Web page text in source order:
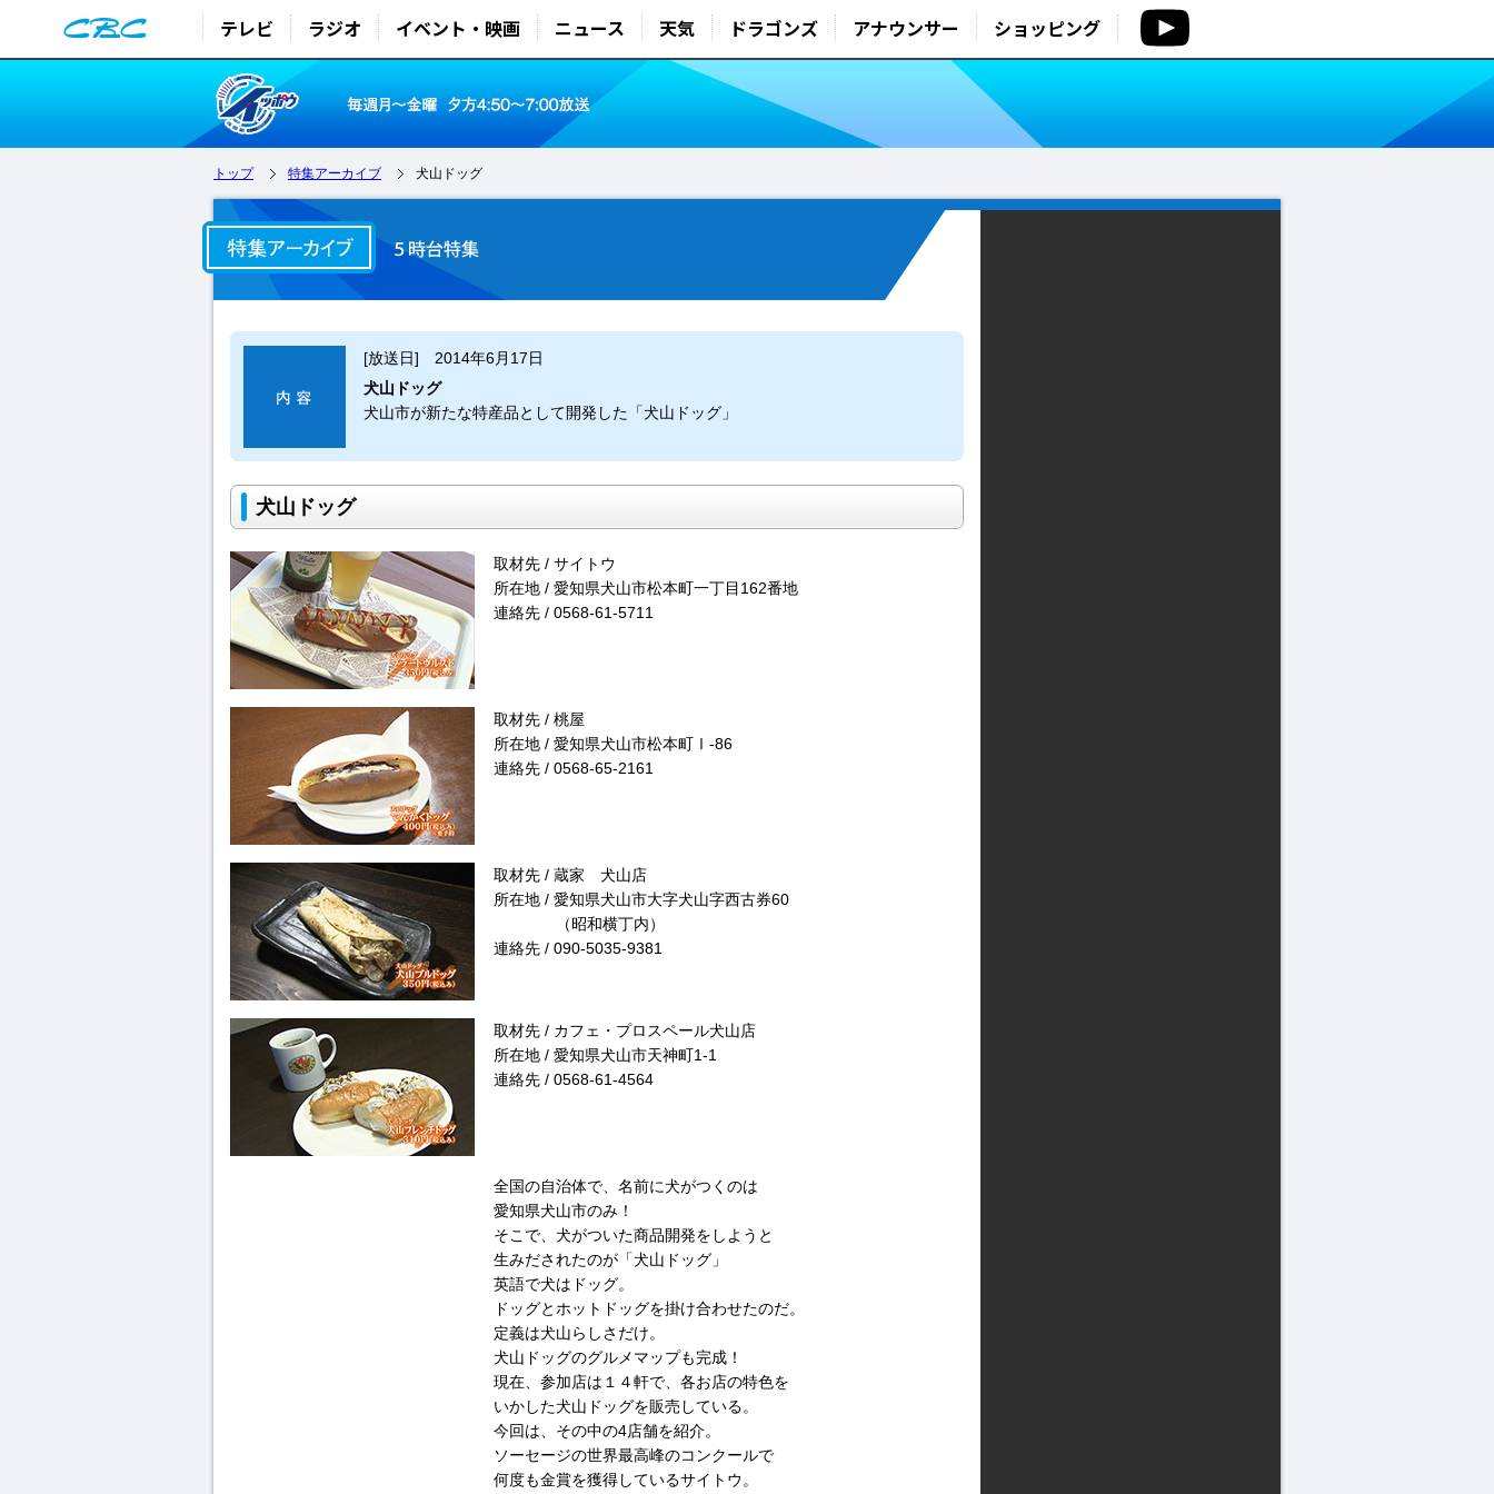
テレビ ラジオ イベント・映画 ニュース 天気 ドラゴンズ アナウンサー ショッピング
トップ 特集アーカイブ 犬山ドッグ
[放送日] 2014年6月17日
犬山ドッグ
犬山市が新たな特産品として開発した「犬山ドッグ」
犬山ドッグ
取材先 / サイトウ
所在地 / 愛知県犬山市松本町一丁目162番地
連絡先 / 0568-61-5711
取材先 / 桃屋
所在地 / 愛知県犬山市松本町Ⅰ-86
連絡先 / 0568-65-2161
取材先 / 蔵家 犬山店
所在地 / 愛知県犬山市大字犬山字西古券60
（昭和横丁内）
連絡先 / 090-5035-9381
取材先 / カフェ・プロスペール犬山店
所在地 / 愛知県犬山市天神町1-1
連絡先 / 0568-61-4564
全国の自治体で、名前に犬がつくのは
愛知県犬山市のみ！
そこで、犬がついた商品開発をしようと
生みだされたのが「犬山ドッグ」
英語で犬はドッグ。
ドッグとホットドッグを掛け合わせたのだ。
定義は犬山らしさだけ。
犬山ドッグのグルメマップも完成！
現在、参加店は１４軒で、各お店の特色を
いかした犬山ドッグを販売している。
今回は、その中の4店舗を紹介。
ソーセージの世界最高峰のコンクールで
何度も金賞を獲得しているサイトウ。